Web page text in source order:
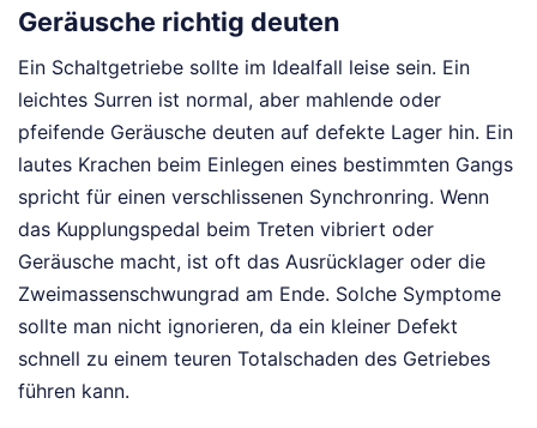
Geräusche richtig deuten
Ein Schaltgetriebe sollte im Idealfall leise sein. Ein
leichtes Surren ist normal, aber mahlende oder
pfeifende Geräusche deuten auf defekte Lager hin. Ein
lautes Krachen beim Einlegen eines bestimmten Gangs
spricht für einen verschlissenen Synchronring. Wenn
das Kupplungspedal beim Treten vibriert oder
Geräusche macht, ist oft das Ausrücklager oder die
Zweimassenschwungrad am Ende. Solche Symptome
sollte man nicht ignorieren, da ein kleiner Defekt
schnell zu einem teuren Totalschaden des Getriebes
führen kann.